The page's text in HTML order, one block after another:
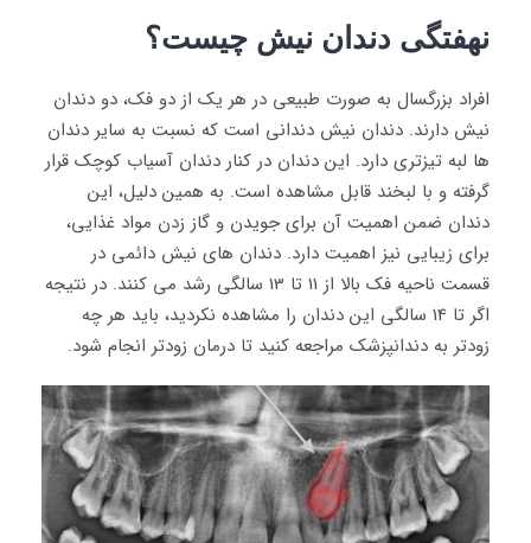
نهفتگی دندان نیش چیست؟
افراد بزرگسال به صورت طبیعی در هر یک از دو فک، دو دندان
نیش دارند. دندان نیش دندانی است که نسبت به سایر دندان
ها لبه تیزتری دارد. این دندان در کنار دندان آسیاب کوچک قرار
گرفته و با لبخند قابل مشاهده است. به همین دلیل، این
دندان ضمن اهمیت آن برای جویدن و گاز زدن مواد غذایی،
برای زیبایی نیز اهمیت دارد. دندان های نیش دائمی در
قسمت ناحیه فک بالا از 11 تا 13 سالگی رشد می کنند. در نتیجه
اگر تا 14 سالگی این دندان را مشاهده نکردید، باید هر چه
زودتر به دندانپزشک مراجعه کنید تا درمان زودتر انجام شود.